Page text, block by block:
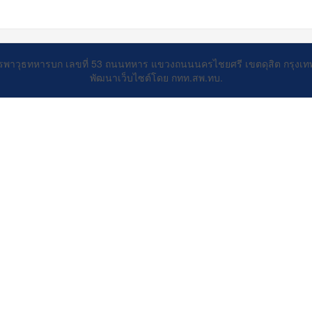
พาวุธทหารบก เลขที่ 53 ถนนทหาร แขวงถนนนครไชยศรี เขตดุสิต กรุงเ
พัฒนาเว็บไซต์โดย กทท.สพ.ทบ.